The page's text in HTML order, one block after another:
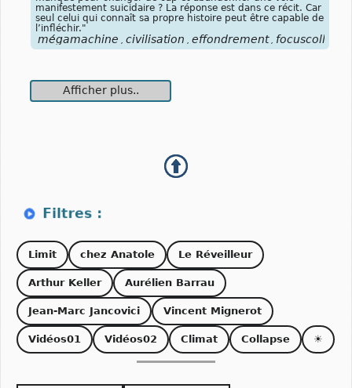
manifestement suicidaire ? La réponse est dans ce récit. Car
seul celui qui connaît sa propre histoire peut être capable de
l’infléchir."
mégamachine civilisation effondrement focuscollaps
Afficher plus..
Limit chez Anatole Le Réveilleur
Arthur Keller Aurélien Barrau
Jean-Marc Jancovici Vincent Mignerot
Vidéos01 Vidéos02 Climat Collapse ☀